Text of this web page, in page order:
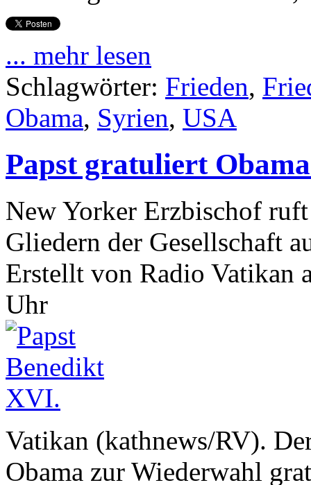
... mehr lesen
Schlagwörter: Frieden,
Obama, Syrien, USA
Papst gratuliert
New Yorker Erzbischof
Gliedern der Gesellschaft
Erstellt von Radio Vatikan
Uhr
Vatikan (kathnews/RV).
Obama zur Wiederwahl